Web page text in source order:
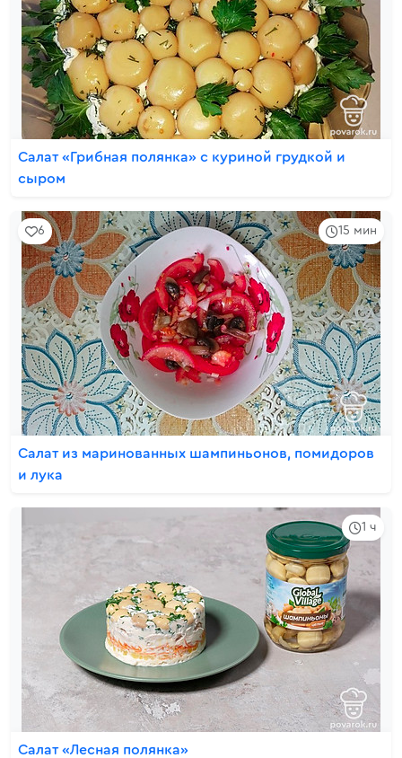
Салат «Грибная полянка» с куриной грудкой и
сыром
15 мин
6
Салат из маринованных шампиньонов, помидоров
и лука
1 ч
Салат «Лесная полянка»